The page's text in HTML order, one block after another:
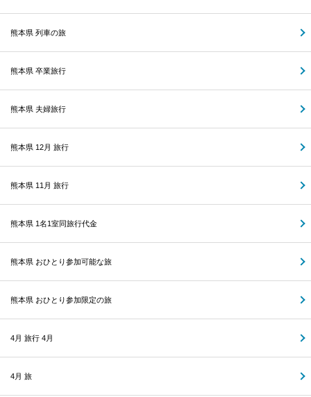
熊本県 列車の旅
熊本県 卒業旅行
熊本県 夫婦旅行
熊本県 12月 旅行
熊本県 11月 旅行
熊本県 1名1室同旅行代金
熊本県 おひとり参加可能な旅
熊本県 おひとり参加限定の旅
4月 旅行 4月
4月 旅